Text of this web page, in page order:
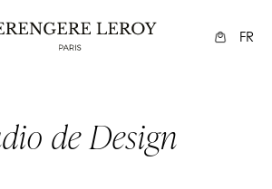
FR
de Design